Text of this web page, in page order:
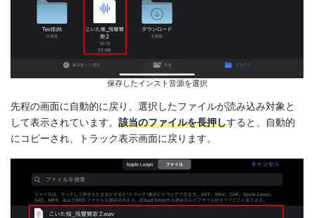
保存したインスト音源を選択
先程の画面に自動的に戻り、選択したファイルが読み込み対象と
して表示されています。 該当のファイルを長押しすると、自動的
にコピーされ、トラック表示画面に戻ります。